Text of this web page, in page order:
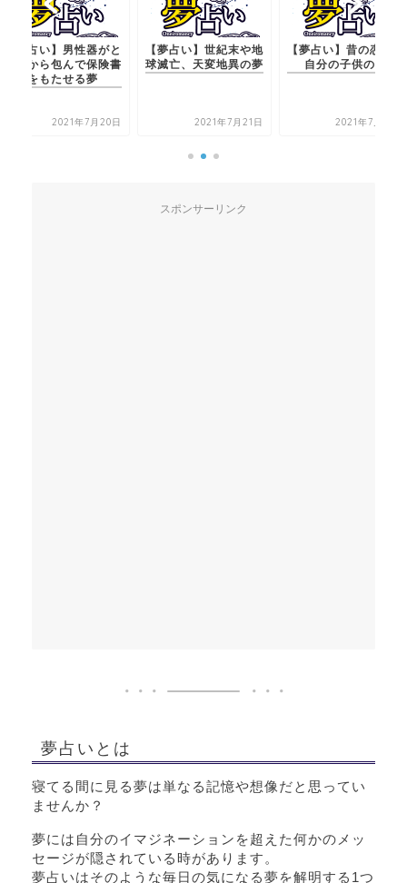
男性器がと
んで保険書
せる夢
2021年7月20日
【夢占い】世紀末や地
球滅亡、天変地異の夢
2021年7月21日
【夢占い】昔の恋人と
自分の子供の夢
2021年7月20日
スポンサーリンク
夢占いとは
寝てる間に見る夢は単なる記憶や想像だと思ってい
ませんか？
夢には自分のイマジネーションを超えた何かのメッ
セージが隠されている時があります。
夢占いはそのような毎日の気になる夢を解明する1つ